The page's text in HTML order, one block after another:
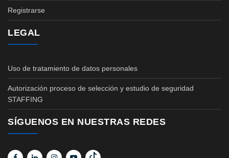
Registrarse
LEGAL
Uso de tratamiento de datos personales
Autorización proceso de selección y estudio de seguridad
STAFFING
SÍGUENOS EN NUESTRAS REDES